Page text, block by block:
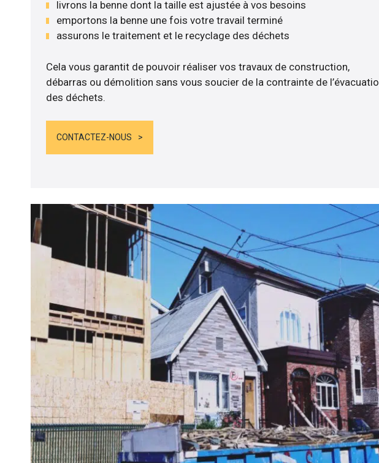
livrons la benne dont la taille est ajustée à vos besoins
emportons la benne une fois votre travail terminé
assurons le traitement et le recyclage des déchets
Cela vous garantit de pouvoir réaliser vos travaux de construction,
débarras ou démolition sans vous soucier de la contrainte de
des déchets.
CONTACTEZ-NOUS